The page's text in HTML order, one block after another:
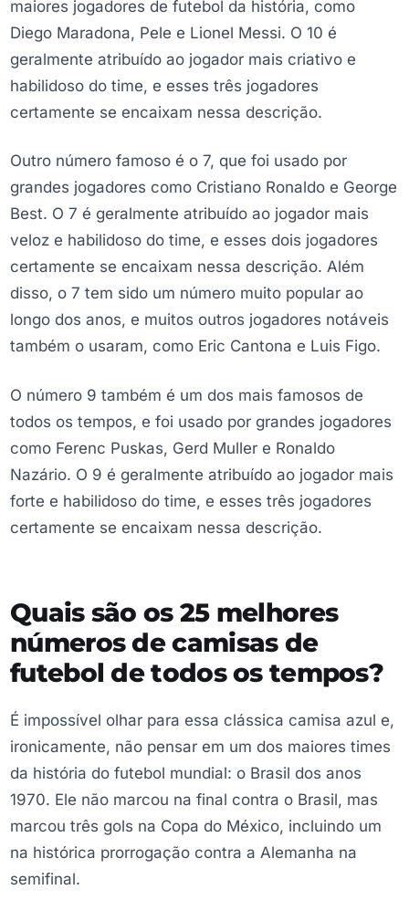
maiores jogadores de futebol da história, como
Diego Maradona, Pele e Lionel Messi. O 10 é
geralmente atribuído ao jogador mais criativo e
habilidoso do time, e esses três jogadores
certamente se encaixam nessa descrição.
Outro número famoso é o 7, que foi usado por
grandes jogadores como Cristiano Ronaldo e George
Best. O 7 é geralmente atribuído ao jogador mais
veloz e habilidoso do time, e esses dois jogadores
certamente se encaixam nessa descrição. Além
disso, o 7 tem sido um número muito popular ao
longo dos anos, e muitos outros jogadores notáveis
também o usaram, como Eric Cantona e Luis Figo.
O número 9 também é um dos mais famosos de
todos os tempos, e foi usado por grandes jogadores
como Ferenc Puskas, Gerd Muller e Ronaldo
Nazário. O 9 é geralmente atribuído ao jogador mais
forte e habilidoso do time, e esses três jogadores
certamente se encaixam nessa descrição.
Quais são os 25 melhores
números de camisas de
futebol de todos os tempos?
É impossível olhar para essa clássica camisa azul e,
ironicamente, não pensar em um dos maiores times
da história do futebol mundial: o Brasil dos anos
1970. Ele não marcou na final contra o Brasil, mas
marcou três gols na Copa do México, incluindo um
na histórica prorrogação contra a Alemanha na
semifinal.